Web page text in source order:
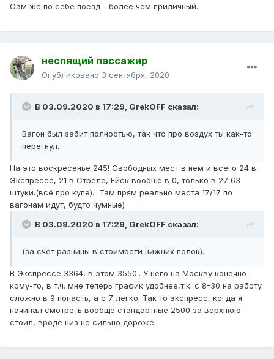
Сам же по себе поезд - более чем приличный.
неспящий пассажир
Опубликовано 3 сентября, 2020
В 03.09.2020 в 17:29, GrekOFF сказал:
Вагон был забит полностью, так что про воздух ты как-то
перегнул.
На это воскресенье 245! Свободных мест в нем и всего 24 в
Экспрессе, 21 в Стреле, Ейск вообще в 0, только в 27 63
штуки.(всё про купе). Там прям реально места 17/17 по
вагонам идут, будто чумные)
В 03.09.2020 в 17:29, GrekOFF сказал:
(за счёт разницы в стоимости нижних полок).
В Экспрессе 3364, в этом 3550.. У него на Москву конечно
кому-то, в т.ч. мне теперь график удобнее,т.к. с 8-30 на работу
сложно в 9 попасть, а с 7 легко. Так то экспресс, когда я
начинал смотреть вообще стандартные 2500 за верхнюю
стоил, вроде низ не сильно дороже.